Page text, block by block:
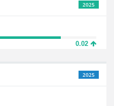
2025
0.02
2025